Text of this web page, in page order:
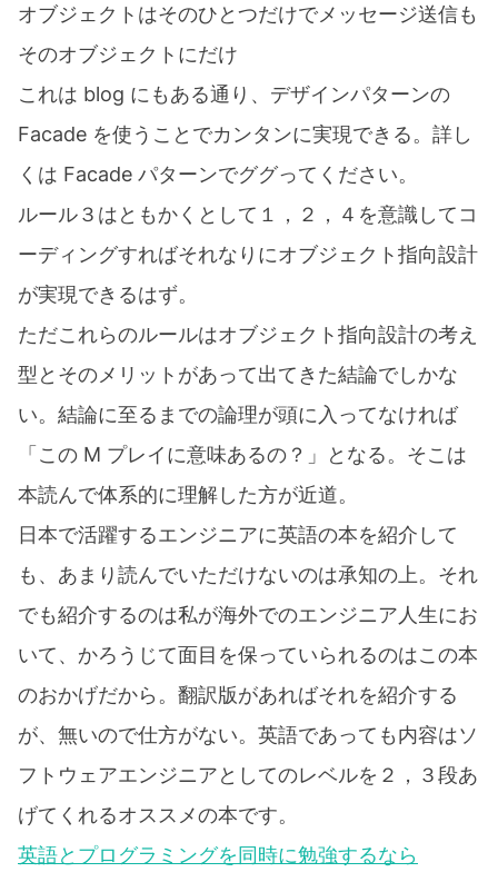
オブジェクトはそのひとつだけでメッセージ送信も
そのオブジェクトにだけ
これは blog にもある通り、デザインパターンの
Facade を使うことでカンタンに実現できる。詳し
くは Facade パターンでググってください。
ルール３はともかくとして１，２，４を意識してコ
ーディングすればそれなりにオブジェクト指向設計
が実現できるはず。
ただこれらのルールはオブジェクト指向設計の考え
型とそのメリットがあって出てきた結論でしかな
い。結論に至るまでの論理が頭に入ってなければ
「この M プレイに意味あるの？」となる。そこは
本読んで体系的に理解した方が近道。
日本で活躍するエンジニアに英語の本を紹介して
も、あまり読んでいただけないのは承知の上。それ
でも紹介するのは私が海外でのエンジニア人生にお
いて、かろうじて面目を保っていられるのはこの本
のおかげだから。翻訳版があればそれを紹介する
が、無いので仕方がない。英語であっても内容はソ
フトウェアエンジニアとしてのレベルを２，３段あ
げてくれるオススメの本です。
英語とプログラミングを同時に勉強するなら